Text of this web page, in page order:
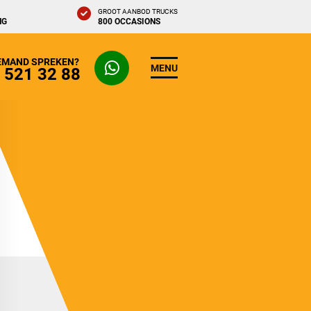
GROOT AANBOD TRUCKS
800 OCCASIONS
SPREKEN?
32 88 MENU